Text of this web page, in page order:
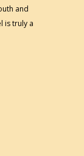
and
is truly a